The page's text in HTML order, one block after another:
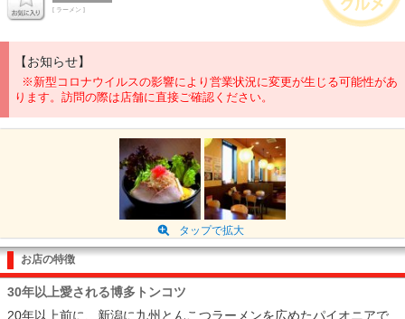
[ ラーメン ]
【お知らせ】
※新型コロナウイルスの影響により営業状況に変更が生じる可能性があ
ります。訪問の際は店舗に直接ご確認ください。
タップで拡大
お店の特徴
30年以上愛される博多トンコツ
20年以上前に、新潟に九州とんこつラーメンを広めたパイオニアで